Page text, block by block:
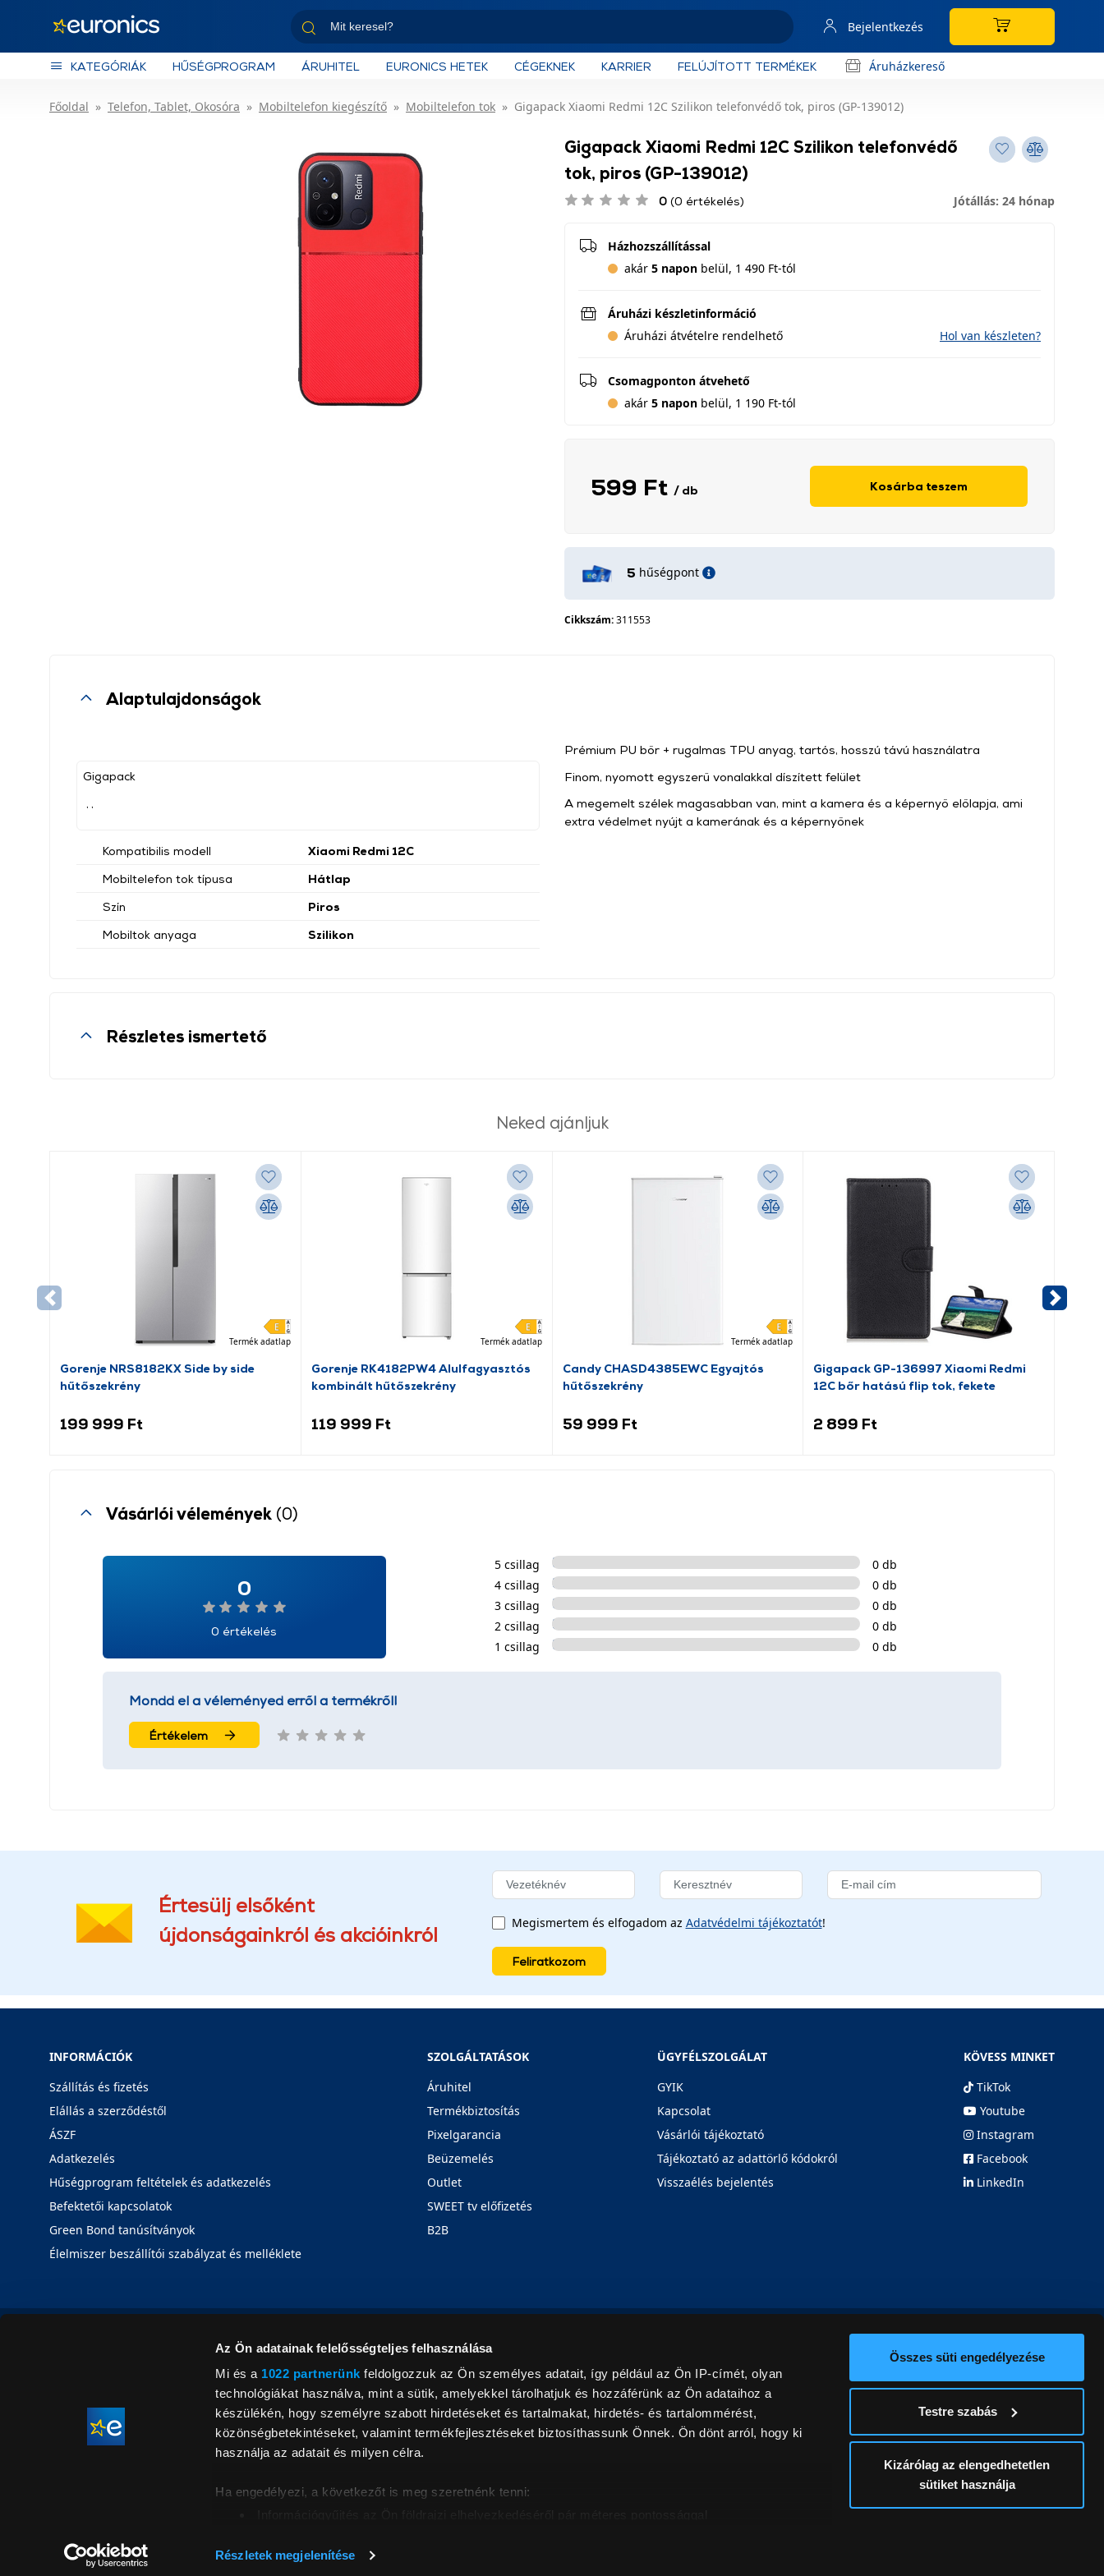
Az Ön adatainak felelősségteljes felhasználása
Mi és a 1022 partnerünk feldolgozzuk az Ön személyes adatait, így például az Ön IP-címét, olyan
technológiákat használva, mint a sütik, amelyekkel tárolhatjuk és hozzáférünk az Ön adataihoz a
készülékén, hogy személyre szabott hirdetéseket és tartalmakat, hirdetés- és tartalommérést,
közönségbetekintéseket, valamint termékfejlesztéseket biztosíthassunk Önnek. Ön dönt arról, hogy ki
használja az adatait és milyen célra.
Ha engedélyezi, a következőt is meg szeretnénk tenni:
ellenőrzésével
Részletek megjelenítése
Összes süti engedélyezése
Testre szabás
Kizárólag az elengedhetetlen
sütiket használja
Bejelentkezés
KATEGÓRIÁK HŰSÉGPROGRAM ÁRUHITEL EURONICS HETEK CÉGEKNEK KARRIER FELÚJÍTOTT TERMÉKEK Áruházkereső
Főoldal Telefon, Tablet, Okosóra Mobiltelefon kiegészítő Mobiltelefon tok Gigapack Xiaomi Redmi 12C Szilikon telefonvédő tok, piros (GP-139012)
Gigapack Xiaomi Redmi 12C Szilikon telefonvédő
tok, piros (GP-139012)
0 (0 értékelés) Jótállás: 24 hónap
Házhozszállítással
akár 5 napon belül, 1 490 Ft-tól
Áruházi készletinformáció
Áruházi átvételre rendelhető
Hol van készleten?
Csomagponton átvehető
akár 5 napon belül, 1 190 Ft-tól
599 Ft / db Kosárba teszem
5 hűségpont
Cikkszám:311553
Alaptulajdonságok
Gigapack
Kompatibilis modell
Xiaomi Redmi 12C
Mobiltelefon tok típusa
Hátlap
Szín
Piros
Mobiltok anyaga
Szilikon
Prémium PU bőr + rugalmas TPU anyag, tartós, hosszú távú használatra
Finom, nyomott egyszerű vonalakkal díszített felület
A megemelt szélek magasabban van, mint a kamera és a képernyő előlapja, ami
extra védelmet nyújt a kamerának és a képernyőnek
Részletes ismertető
Neked ajánljuk
Termék adatlap
Gorenje NRS8182KX Side by side
hűtőszekrény
199 999 Ft
Termék adatlap
Gorenje RK4182PW4 Alulfagyasztós
kombinált hűtőszekrény
119 999 Ft
Termék adatlap
Candy CHASD4385EWC Egyajtós
hűtőszekrény
59 999 Ft
Gigapack GP-136997 Xiaomi Redmi
12C bőr hatású flip tok, fekete
2 899 Ft
Vásárlói vélemények (0)
0
0 értékelés
5 csillag
0 db
4 csillag
0 db
3 csillag
0 db
2 csillag
0 db
1 csillag
0 db
Mondd el a véleményed erről a termékről!
Értékelem
Értesülj elsőként
újdonságainkról és akcióinkról
Megismertem és elfogadom az Adatvédelmi tájékoztatót!
Feliratkozom
INFORMÁCIÓK
Szállítás és fizetés
Elállás a szerződéstől
ÁSZF
Adatkezelés
Hűségprogram feltételek és adatkezelés
Befektetői kapcsolatok
Green Bond tanúsítványok
Élelmiszer beszállítói szabályzat és melléklete
SZOLGÁLTATÁSOK
Áruhitel
Termékbiztosítás
Pixelgarancia
Beüzemelés
Outlet
SWEET tv előfizetés
B2B
ÜGYFÉLSZOLGÁLAT
GYIK
Kapcsolat
Vásárlói tájékoztató
Tájékoztató az adattörlő kódokról
Visszaélés bejelentés
KÖVESS MINKET
TikTok
Youtube
Instagram
Facebook
LinkedIn
© 2026. Minden jog fenntartva! Euronics Műszaki Áruházlánc
feltüntetett árak, képek leírások tájékoztató jellegűek, és nem minősülnek ajánlattételnek, az esetleges pontatlanságért